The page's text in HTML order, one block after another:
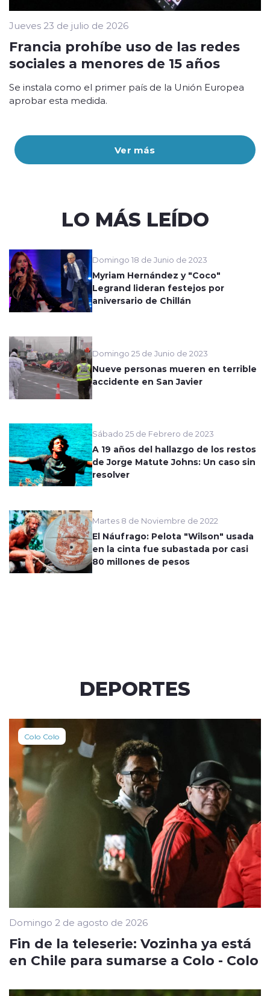
Ver más
Jueves 23 de julio de 2026
Francia prohíbe uso de las redes
sociales a menores de 15 años
Se instala como el primer país de la Unión Europea
aprobar esta medida.
LO MÁS LEÍDO
Domingo 18 de Junio de 2023
Myriam Hernández y "Coco"
Legrand lideran festejos por
aniversario de Chillán
Domingo 25 de Junio de 2023
Nueve personas mueren en terrible
accidente en San Javier
Sábado 25 de Febrero de 2023
A 19 años del hallazgo de los restos
de Jorge Matute Johns: Un caso sin
resolver
Martes 8 de Noviembre de 2022
El Náufrago: Pelota "Wilson" usada
en la cinta fue subastada por casi
80 millones de pesos
DEPORTES
Colo Colo
Domingo 2 de agosto de 2026
Fin de la teleserie: Vozinha ya está
en Chile para sumarse a Colo - Colo